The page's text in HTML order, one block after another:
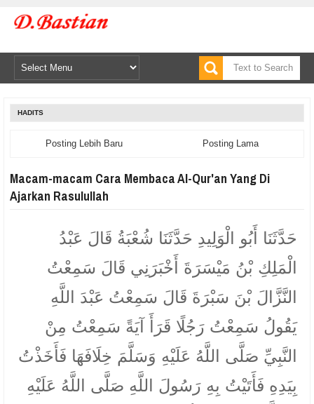
HADITS
Posting Lebih Baru Posting Lama
Macam-macam Cara Membaca Al-Qur'an Yang Di
Ajarkan Rasulullah
حَدَّثَنَا أَبُو الْوَلِيدِ حَدَّثَنَا شُعْبَةُ قَالَ عَبْدُ
الْمَلِكِ بْنُ مَيْسَرَةَ أَخْبَرَنِي قَالَ سَمِعْتُ
النَّزَّالَ بْنَ سَبْرَةَ قَالَ سَمِعْتُ عَبْدَ اللَّهِ
يَقُولُ سَمِعْتُ رَجُلًا قَرَأَ آيَةً سَمِعْتُ مِنْ
النَّبِيِّ صَلَّى اللَّهُ عَلَيْهِ وَسَلَّمَ خِلَافَهَا فَأَخَذْتُ
بِيَدِهِ فَأَتَيْتُ بِهِ رَسُولَ اللَّهِ صَلَّى اللَّهُ عَلَيْهِ